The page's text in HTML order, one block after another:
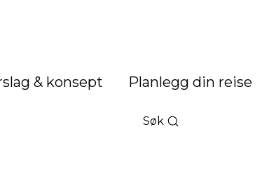
& konsept Planlegg din reise
Søk